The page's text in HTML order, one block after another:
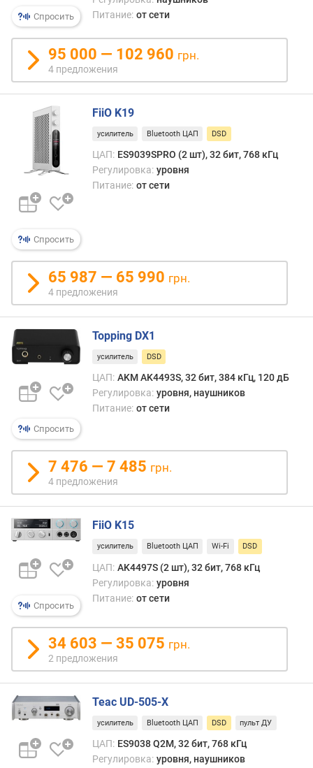
л
е
и
ч
а
с
т
о
а
д
с
и
а
ц
и
Ц
П
Г
ц
р
з
р
д
т
ь
Ц
А
Спросить
Питание: от сети
95 000 — 102 960 грн.
4 предложения
Спросить
FiiO K19
усилитель Bluetooth ЦАП DSD
ЦАП: ES9039SPRO (2 шт), 32 бит, 768 кГц
Регулировка: уровня
Питание: от сети
65 987 — 65 990 грн.
4 предложения
Спросить
Topping DX1
усилитель DSD
ЦАП: AKM AK4493S, 32 бит, 384 кГц, 120 дБ
Регулировка: уровня, наушников
Питание: от сети
7 476 — 7 485 грн.
4 предложения
Спросить
FiiO K15
усилитель Bluetooth ЦАП Wi-Fi DSD
ЦАП: AK4497S (2 шт), 32 бит, 768 кГц
Регулировка: уровня
Питание: от сети
34 603 — 35 075 грн.
2 предложения
Teac UD-505-X
усилитель Bluetooth ЦАП DSD пульт ДУ
ЦАП: ES9038 Q2M, 32 бит, 768 кГц
Регулировка: уровня, наушников